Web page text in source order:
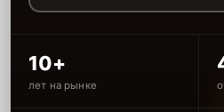
10+
лет на рынке